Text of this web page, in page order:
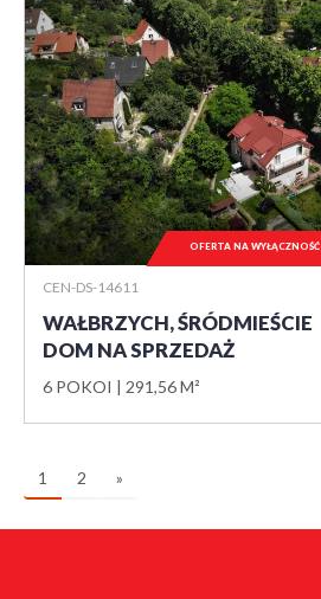
CEN-DS-14611
WAŁBRZYCH, ŚRÓDMIEŚCIE
DOM NA SPRZEDAŻ
6 POKOI 291,56 M²
OFERTA NA WYŁĄCZNOŚĆ
1 2 »